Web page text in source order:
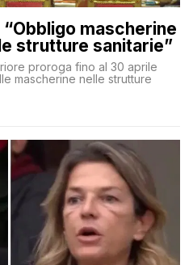
“Obbligo mascherine
strutture sanitarie”
proroga fino al 30 aprile
mascherine nelle strutture